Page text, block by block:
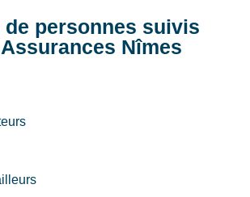
de personnes suivis
Nîmes